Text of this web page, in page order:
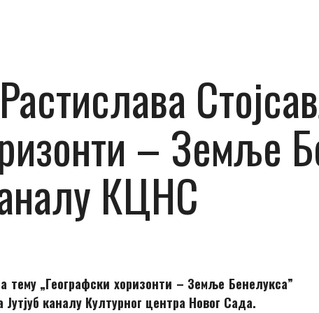
– Земље
КЦНС
„Географски хоризонти – Земље Бенелукса”
каналу Културног центра Новог Сада.